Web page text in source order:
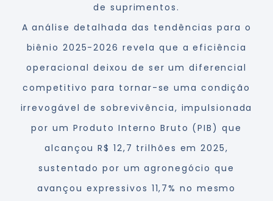
de suprimentos.
A análise detalhada das tendências para o
biênio 2025-2026 revela que a eficiência
operacional deixou de ser um diferencial
competitivo para tornar-se uma condição
irrevogável de sobrevivência, impulsionada
por um Produto Interno Bruto (PIB) que
alcançou R$ 12,7 trilhões em 2025,
sustentado por um agronegócio que
avançou expressivos 11,7% no mesmo